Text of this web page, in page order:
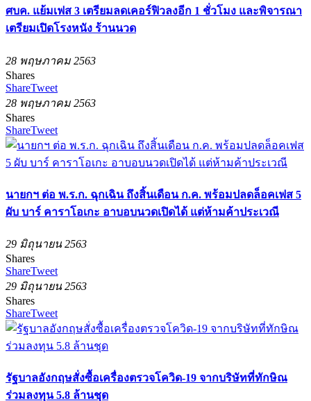
ศบค. แย้มเฟส 3 เตรียมลดเคอร์ฟิวลงอีก 1 ชั่วโมง และพิจารณา
เตรียมเปิดโรงหนัง ร้านนวด
28 พฤษภาคม 2563
Shares
ShareTweet
28 พฤษภาคม 2563
Shares
ShareTweet
นายกฯ ต่อ พ.ร.ก. ฉุกเฉิน ถึงสิ้นเดือน ก.ค. พร้อมปลดล็อคเฟส 5
ผับ บาร์ คาราโอเกะ อาบอบนวดเปิดได้ แต่ห้ามค้าประเวณี
29 มิถุนายน 2563
Shares
ShareTweet
29 มิถุนายน 2563
Shares
ShareTweet
รัฐบาลอังกฤษสั่งซื้อเครื่องตรวจโควิด-19 จากบริษัทที่ทักษิณ
ร่วมลงทุน 5.8 ล้านชุด